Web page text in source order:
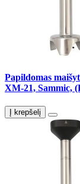
Papildomas
XM-21, Sammic,
Į krepšelį